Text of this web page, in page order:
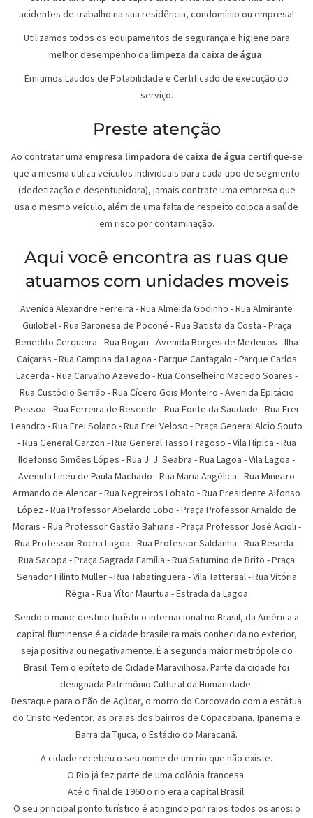
acidentes de trabalho na sua residência, condomínio ou empresa!
Utilizamos todos os equipamentos de segurança e higiene para
melhor desempenho da limpeza da caixa de água.
Emitimos Laudos de Potabilidade e Certificado de execução do
serviço.
Preste atenção
Ao contratar uma empresa limpadora de caixa de água certifique-se
que a mesma utiliza veículos individuais para cada tipo de segmento
(dedetização e desentupidora), jamais contrate uma empresa que
usa o mesmo veículo, além de uma falta de respeito coloca a saúde
em risco por contaminação.
Aqui você encontra as ruas que
atuamos com unidades moveis
Avenida Alexandre Ferreira - Rua Almeida Godinho - Rua Almirante
Guilobel - Rua Baronesa de Poconé - Rua Batista da Costa - Praça
Benedito Cerqueira - Rua Bogari - Avenida Borges de Medeiros - Ilha
Caiçaras - Rua Campina da Lagoa - Parque Cantagalo - Parque Carlos
Lacerda - Rua Carvalho Azevedo - Rua Conselheiro Macedo Soares -
Rua Custódio Serrão - Rua Cícero Gois Monteiro - Avenida Epitácio
Pessoa - Rua Ferreira de Resende - Rua Fonte da Saudade - Rua Frei
Leandro - Rua Frei Solano - Rua Frei Veloso - Praça General Alcio Souto
- Rua General Garzon - Rua General Tasso Fragoso - Vila Hípica - Rua
Ildefonso Simões Lópes - Rua J. J. Seabra - Rua Lagoa - Vila Lagoa -
Avenida Lineu de Paula Machado - Rua Maria Angélica - Rua Ministro
Armando de Alencar - Rua Negreiros Lobato - Rua Presidente Alfonso
López - Rua Professor Abelardo Lobo - Praça Professor Arnaldo de
Morais - Rua Professor Gastão Bahiana - Praça Professor José Acioli -
Rua Professor Rocha Lagoa - Rua Professor Saldanha - Rua Reseda -
Rua Sacopa - Praça Sagrada Família - Rua Saturnino de Brito - Praça
Senador Filinto Muller - Rua Tabatinguera - Vila Tattersal - Rua Vitória
Régia - Rua Vítor Maurtua - Estrada da Lagoa
Sendo o maior destino turístico internacional no Brasil, da América a
capital fluminense é a cidade brasileira mais conhecida no exterior,
seja positiva ou negativamente. É a segunda maior metrópole do
Brasil. Tem o epíteto de Cidade Maravilhosa. Parte da cidade foi
designada Patrimônio Cultural da Humanidade.
Destaque para o Pão de Açúcar, o morro do Corcovado com a estátua
do Cristo Redentor, as praias dos bairros de Copacabana, Ipanema e
Barra da Tijuca, o Estádio do Maracanã.
A cidade recebeu o seu nome de um rio que não existe.
O Rio já fez parte de uma colônia francesa.
Até o final de 1960 o rio era a capital Brasil.
O seu principal ponto turístico é atingindo por raios todos os anos: o